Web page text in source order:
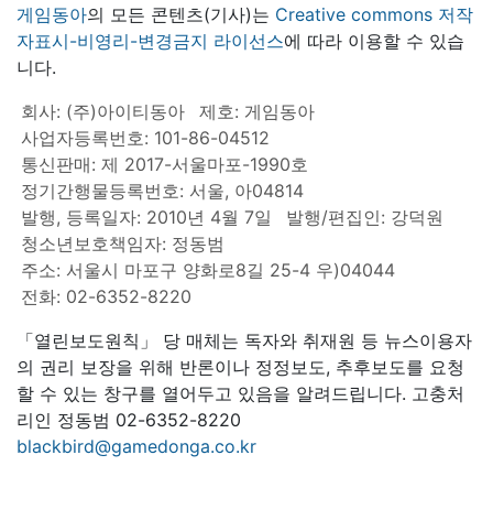
게임동아의 모든 콘텐츠(기사)는 Creative commons 저작
자표시-비영리-변경금지 라이선스에 따라 이용할 수 있습
니다.
회사: (주)아이티동아
제호: 게임동아
사업자등록번호: 101-86-04512
통신판매: 제 2017-서울마포-1990호
정기간행물등록번호: 서울, 아04814
발행, 등록일자: 2010년 4월 7일
발행/편집인: 강덕원
청소년보호책임자: 정동범
주소: 서울시 마포구 양화로8길 25-4 우)04044
전화: 02-6352-8220
「열린보도원칙」 당 매체는 독자와 취재원 등 뉴스이용자
의 권리 보장을 위해 반론이나 정정보도, 추후보도를 요청
할 수 있는 창구를 열어두고 있음을 알려드립니다. 고충처
리인 정동범 02-6352-8220
blackbird@gamedonga.co.kr